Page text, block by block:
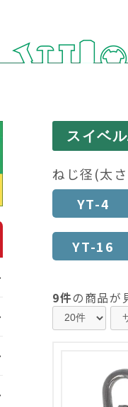
スイベ
ねじ径(太
YT-4
YT-16
9件の商品が